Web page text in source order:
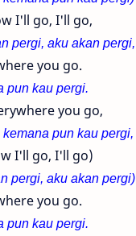
I'll go, I'll go,
pergi, aku akan pergi,
you go.
pun kau pergi.
you go,
pun kau pergi,
I'll go, I'll go)
pergi, aku akan pergi)
you go.
pun kau pergi.